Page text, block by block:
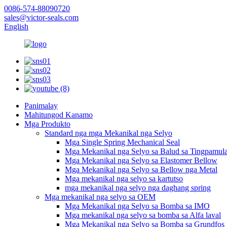
0086-574-88090720
sales@victor-seals.com
English
Panimalay
Mahitungod Kanamo
Mga Produkto
Standard nga mga Mekanikal nga Selyo
Mga Single Spring Mechanical Seal
Mga Mekanikal nga Selyo sa Balud sa
Mga Mekanikal nga Selyo sa Elastomer Bellow
Mga Mekanikal nga Selyo sa Bellow nga Metal
Mga mekanikal nga selyo sa kartutso
mga mekanikal nga selyo nga daghang spring
Mga mekanikal nga selyo sa OEM
Mga Mekanikal nga Selyo sa Bomba sa IMO
Mga mekanikal nga selyo sa bomba sa Alfa laval
Mga Mekanikal nga Selyo sa Bomba sa Grundfos